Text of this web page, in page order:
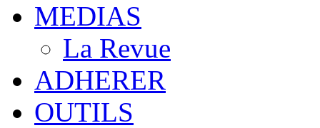
MEDIAS
La Revue
ADHERER
OUTILS